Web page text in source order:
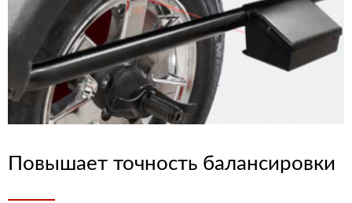
Повышает точность балансировки